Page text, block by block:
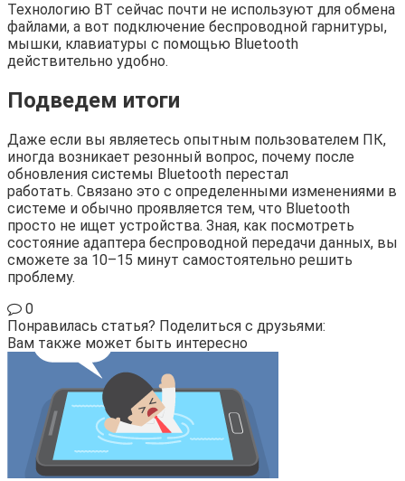
Технологию BT сейчас почти не используют для обмена
файлами, а вот подключение беспроводной гарнитуры,
мышки, клавиатуры с помощью Bluetooth
действительно удобно.
Подведем итоги
Даже если вы являетесь опытным пользователем ПК,
иногда возникает резонный вопрос, почему после
обновления системы Bluetooth перестал
работать. Связано это с определенными изменениями в
системе и обычно проявляется тем, что Bluetooth
просто не ищет устройства. Зная, как посмотреть
состояние адаптера беспроводной передачи данных, вы
сможете за 10–15 минут самостоятельно решить
проблему.
0
Понравилась статья? Поделиться с друзьями:
Вам также может быть интересно